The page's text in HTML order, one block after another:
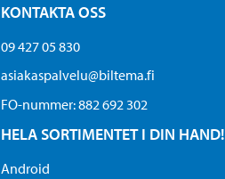
KONTAKTA OSS
09 427 05 830
asiakaspalvelu@biltema.fi
FO-nummer:​ 882 692 302
HELA SORTIMENTET I DIN HAND!
Android